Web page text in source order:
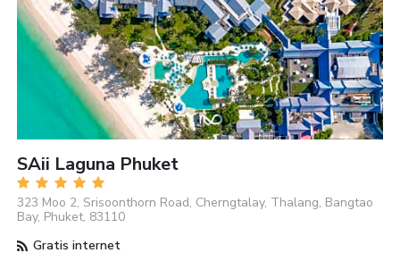
SAii Laguna Phuket
323 Moo 2, Srisoonthorn Road, Cherngtalay, Thalang, Bangtao
Bay, Phuket, 83110
Gratis internet